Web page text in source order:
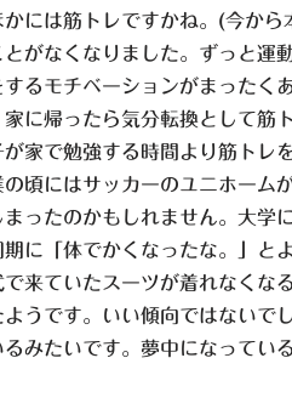
には筋トレですかね。(今か
がなくなりました。ずっと運
るモチベーションがまったく
に帰ったら気分転換として筋
家で勉強する時間より筋トレ
頃にはサッカーのユニホーム
ったのかもしれません。大学
に「体でかくなったな。」と
来ていたスーツが着れなくな
うです。いい傾向ではないで
みたいです。夢中になってい